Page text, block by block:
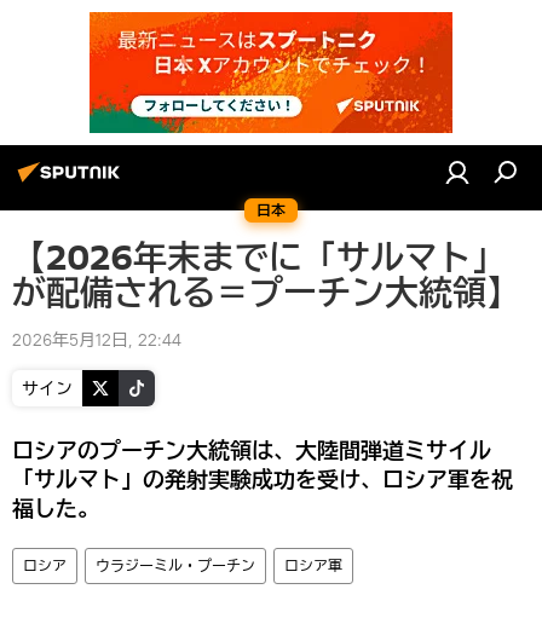
日本
【2026年末までに「サルマト」
が配備される＝プーチン大統領】
2026年5月12日, 22:44
サイン
ロシアのプーチン大統領は、大陸間弾道ミサイル
「サルマト」の発射実験成功を受け、ロシア軍を祝
福した。
ロシア ウラジーミル・プーチン ロシア軍